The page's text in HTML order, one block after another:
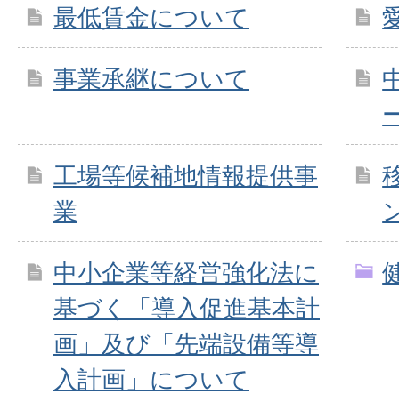
最低賃金について
事業承継について
工場等候補地情報提供事
業
中小企業等経営強化法に
基づく「導入促進基本計
画」及び「先端設備等導
入計画」について